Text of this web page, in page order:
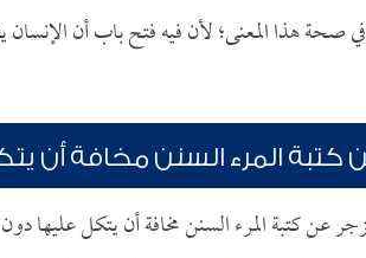
في صحة هذا المعنى؛ لأن فيه فتح باب أن
كتبة المرء السنن مخافة أن
عن كتبة المرء السنن مخافة أن يتكل عليها